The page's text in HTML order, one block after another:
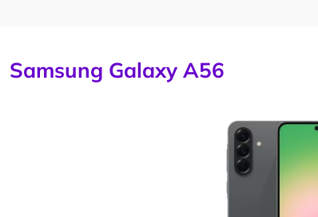
Samsung Galaxy A56